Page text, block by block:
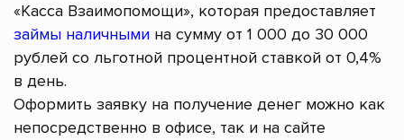
«Касса Взаимопомощи», которая предоставляет
займы наличными на сумму от 1 000 до 30 000
рублей со льготной процентной ставкой от 0,4%
в день.
Оформить заявку на получение денег можно как
непосредственно в офисе, так и на сайте